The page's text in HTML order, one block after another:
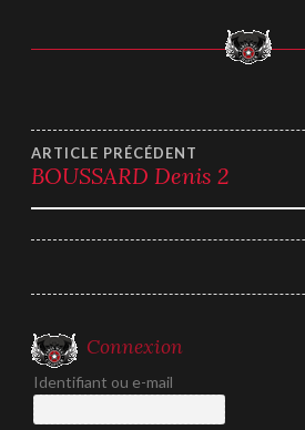
Navigation
de
ARTICLE PRÉCÉDENT
BOUSSARD Denis 2
Connexion
Identifiant ou e-mail